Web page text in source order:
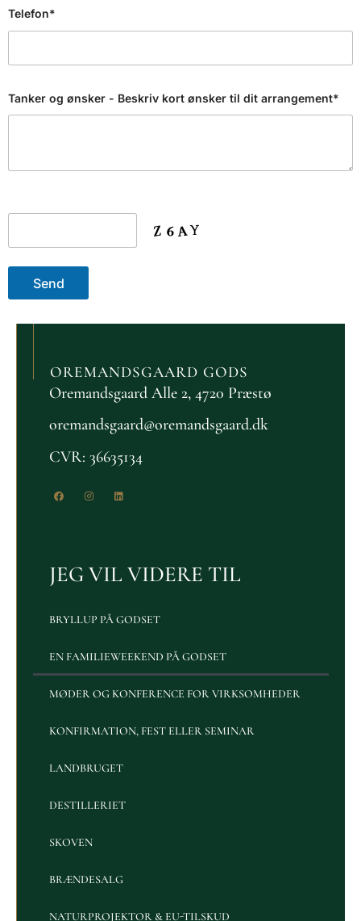
Telefon*
Tanker og ønsker - Beskriv kort ønsker til dit arrangement*
OREMANDSGAARD GODS
Oremandsgaard Alle 2, 4720 Præstø
oremandsgaard@oremandsgaard.dk
CVR: 36635134
JEG VIL VIDERE TIL
BRYLLUP PÅ GODSET
EN FAMILIEWEEKEND PÅ GODSET
MØDER OG KONFERENCE FOR VIRKSOMHEDER
KONFIRMATION, FEST ELLER SEMINAR
LANDBRUGET
DESTILLERIET
SKOVEN
BRÆNDESALG
NATURPROJEKTOR & EU-TILSKUD